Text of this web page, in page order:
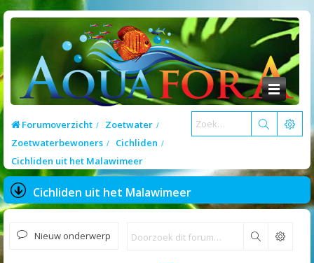
Forumoverzicht
Zoetwater
Zoetwaterbewoners
Cichliden
Cichliden uit het Malawimeer
Cichliden uit het Malawimeer
Nieuw onderwerp Zoek